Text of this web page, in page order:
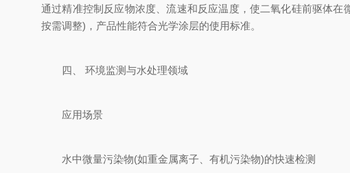
通过精准控制反应物浓度、流速和反应温度，使二氧化硅前驱体
按需调整)，产品性能符合光学涂层的使用标准。
四、 环境监测与水处理领域
应用场景
水中微量污染物(如重金属离子、有机污染物)的快速检测